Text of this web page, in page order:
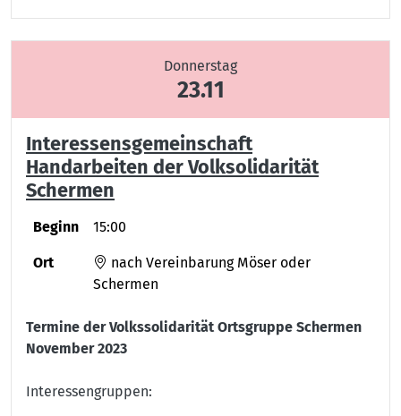
Donnerstag
23.11
Interessensgemeinschaft
Handarbeiten der Volksolidarität
Schermen
Beginn 15:00
Ort
nach Vereinbarung Möser oder
Schermen
Termine der Volkssolidarität Ortsgruppe Schermen
November 2023
Interessengruppen: